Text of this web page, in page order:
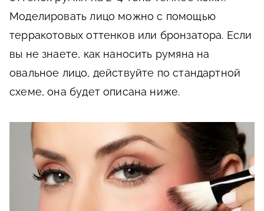
Моделировать лицо можно с помощью
терракотовых оттенков или бронзатора. Если
вы не знаете, как наносить румяна на
овальное лицо, действуйте по стандартной
схеме, она будет описана ниже.